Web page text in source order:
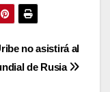
no asistirá al
de Rusia